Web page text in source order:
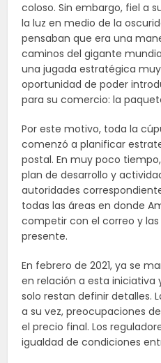
coloso. Sin embargo, fiel a
la luz en medio de la
pensaban que era una
caminos del gigante
una jugada estratégica
oportunidad de poder
para su comercio: la
Por este motivo, toda la
comenzó a planificar
postal. En muy poco
plan de desarrollo y
autoridades
todas las áreas en donde
competir con el correo y
presente.
En febrero de 2021, ya se
en relación a esta iniciativa
solo restan definir detalles.
a su vez, preocupaciones
el precio final. Los
igualdad de condiciones